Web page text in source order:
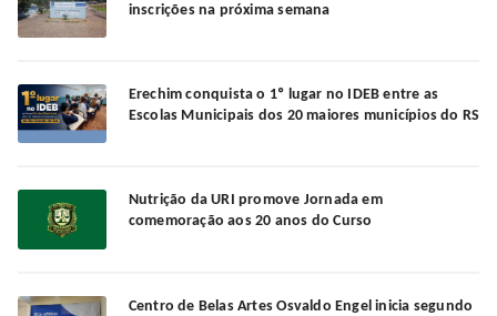
inscrições na próxima semana
Erechim conquista o 1º lugar no IDEB entre as
Escolas Municipais dos 20 maiores municípios do RS
Nutrição da URI promove Jornada em
comemoração aos 20 anos do Curso
Centro de Belas Artes Osvaldo Engel inicia segundo